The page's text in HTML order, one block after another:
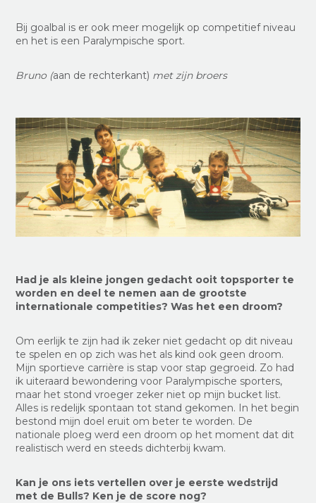
Bij goalbal is er ook meer mogelijk op competitief niveau
en het is een Paralympische sport.
Bruno (aan de rechterkant) met zijn broers
Had je als kleine jongen gedacht ooit topsporter te
worden en deel te nemen aan de grootste
internationale competities? Was het een droom?
Om eerlijk te zijn had ik zeker niet gedacht op dit niveau
te spelen en op zich was het als kind ook geen droom.
Mijn sportieve carrière is stap voor stap gegroeid. Zo had
ik uiteraard bewondering voor Paralympische sporters,
maar het stond vroeger zeker niet op mijn bucket list.
Alles is redelijk spontaan tot stand gekomen. In het begin
bestond mijn doel eruit om beter te worden. De
nationale ploeg werd een droom op het moment dat dit
realistisch werd en steeds dichterbij kwam.
Kan je ons iets vertellen over je eerste wedstrijd
met de Bulls? Ken je de score nog?